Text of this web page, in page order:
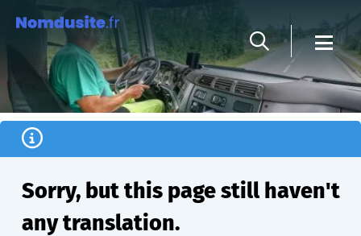
Cookies management panel
Sorry, but this page still haven't
any translation.